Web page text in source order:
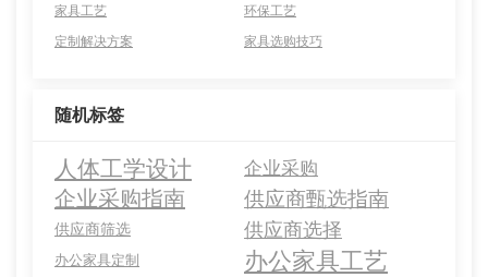
家具工艺
环保工艺
定制解决方案
家具选购技巧
随机标签
人体工学设计 企业采购
企业采购指南 供应商甄选指南
供应商筛选 供应商选择
办公家具定制 办公家具工艺